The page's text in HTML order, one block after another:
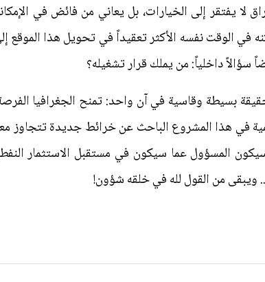
لا يفتقر إلى الخيارات، بل يعاني من فائض في
في الوقت نفسه الأكثر تعقيداً في تحويل هذا
سؤالاً داخلياً: من يملك قرار تشغيله؟
بسيطة وقاسية في آن واحد: تمنح الجغرافيا
في هذا المشروع الباحث عن خرائط جديدة تتجاوز
سيكون المسؤول عما سيكون في مستقبل الاستثمار
ويبقى من القول لله في خلقه شؤون!